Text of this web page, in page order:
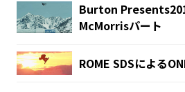
Burton
McMorrisパート
ROME SDSによる